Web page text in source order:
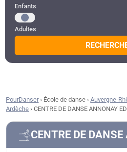
Public recherché
Enfants
Adultes
PourDanser› École de danse › Auvergne-
Ardèche › CENTRE DE DANSE ANNONAY
CENTRE DE